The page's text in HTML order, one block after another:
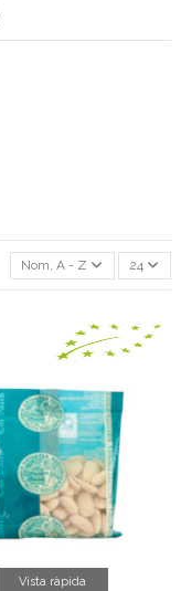
Nom, A - Z 24
Vista ràpida